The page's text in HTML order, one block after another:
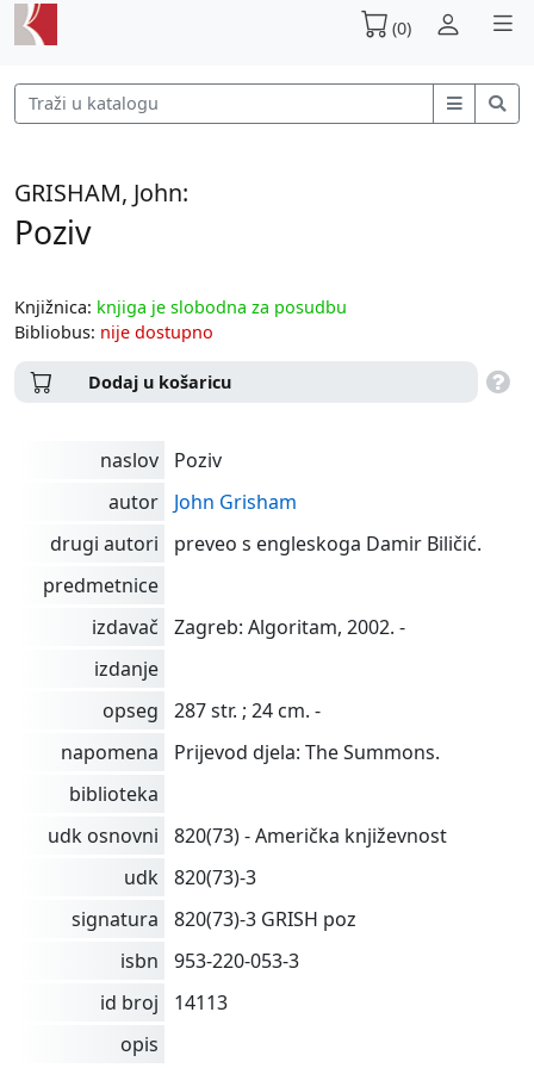
(0)
GRISHAM, John:
Poziv
Knjižnica: knjiga je slobodna za posudbu
Bibliobus: nije dostupno
Dodaj u košaricu
naslov
Poziv
autor
John Grisham
drugi autori
preveo s engleskoga Damir Biličić.
predmetnice
izdavač
Zagreb: Algoritam, 2002. -
izdanje
opseg
287 str. ; 24 cm. -
napomena
Prijevod djela: The Summons.
biblioteka
udk osnovni
820(73) - Američka književnost
udk 820(73)-3
signatura
820(73)-3 GRISH poz
isbn
953-220-053-3
id broj
14113
opis